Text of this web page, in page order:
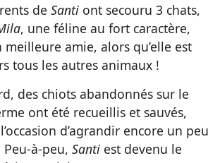
de Santi ont secouru 3 chats,
, une féline au fort caractère,
meilleure amie, alors qu’elle est
tous les autres animaux !
des chiots abandonnés sur le
ont été recueillis et sauvés,
l’occasion d’agrandir encore un peu
à-peu, Santi est devenu le